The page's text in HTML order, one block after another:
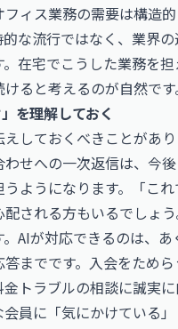
フィス業務の需要は構造
的な流行ではなく、業界
在宅でこうした業務を担
ると考えるのが自然です
を理解しておく
しておくべきことがあ
せへの一次返信は、今
ようになります。「これ
される方もいるでしょう
AIが対応できるのは、あ
までです。入会をため
トラブルの相談に誠実
会員に「気にかけている